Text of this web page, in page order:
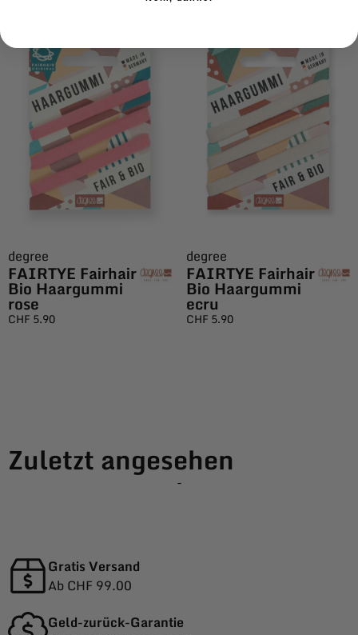
degree
FAIRTYE Fairhair
Bio Haargummi
rose
CHF 5.90
degree
FAIRTYE Fairhair
Bio Haargummi
ecru
CHF 5.90
Zuletzt angesehen
-
Gratis Versand
Ab CHF 99.00
Geld-zurück-Garantie